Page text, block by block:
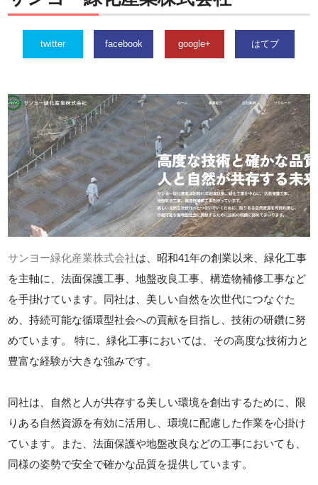
twitter facebook google+ はてブ
サンヨー緑化産業株式会社は、昭和41年の創業以来、緑化工事
を主軸に、法面保護工事、地盤改良工事、構造物補修工事など
を手掛けています。同社は、美しい自然を次世代につなぐた
め、持続可能な循環型社会への貢献を目指し、技術の研鑽に努
めています。 特に、緑化工事においては、その高度な技術力と
豊富な経験が大きな強みです。
同社は、自然と人が共存する美しい環境を創出するために、限
りある自然資源を有効に活用し、環境に配慮した作業を心掛け
ています。また、法面保護や地盤改良などの工事においても、
同様の姿勢で安全で確かな品質を提供しています。